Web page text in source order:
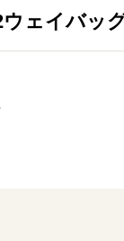
ェイバッグ